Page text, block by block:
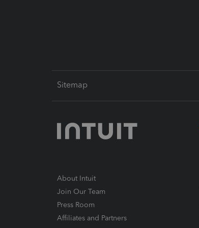
Sitemap
About Intuit
Join Our Team
Press Room
Affiliates and Partners